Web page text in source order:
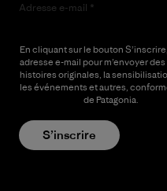
Adresse e-mail
En cliquant sur le bouton
adresse e-mail pour m’envoyer
histoires originales, la
les événements et autres,
de Patagonia.
S’inscrire